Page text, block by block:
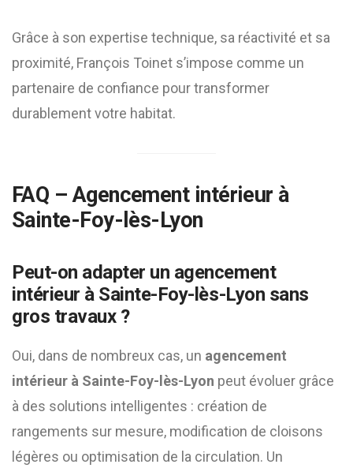
Grâce à son expertise technique, sa réactivité et sa
proximité, François Toinet s’impose comme un
partenaire de confiance pour transformer
durablement votre habitat.
FAQ – Agencement intérieur à
Sainte-Foy-lès-Lyon
Peut-on adapter un agencement
intérieur à Sainte-Foy-lès-Lyon sans
gros travaux ?
Oui, dans de nombreux cas, un agencement
intérieur à Sainte-Foy-lès-Lyon peut évoluer grâce
à des solutions intelligentes : création de
rangements sur mesure, modification de cloisons
légères ou optimisation de la circulation. Un